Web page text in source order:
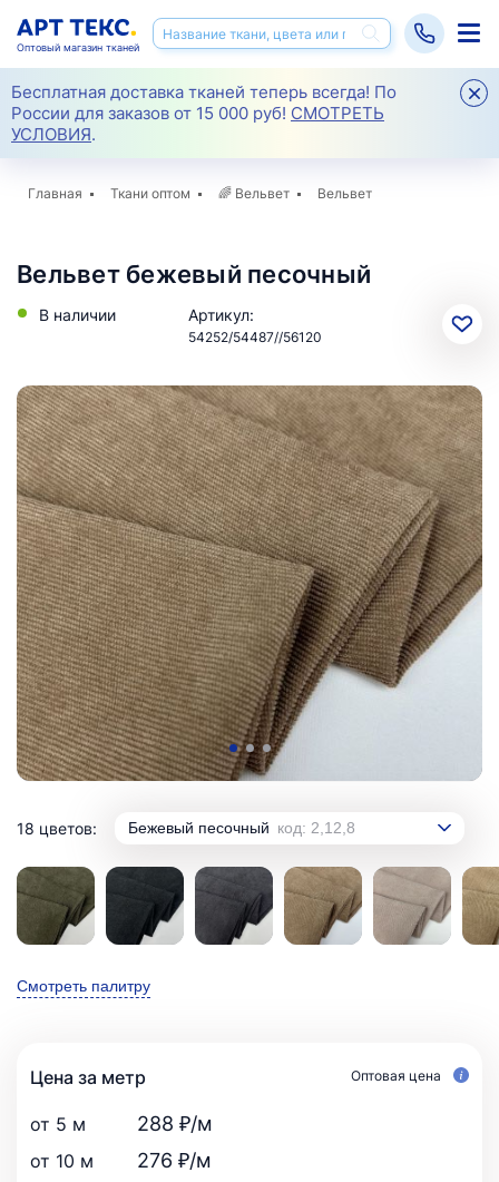
Бесплатная доставка тканей теперь всегда! По
России для заказов от 15 000 руб! СМОТРЕТЬ
УСЛОВИЯ.
Оптовый магазин тканей
Главная Ткани оптом 🌈 Вельвет Вельвет
Вельвет бежевый песочный
В наличии Артикул:
54252/54487//56120
18 цветов: Бежевый песочный код: 2,12,8
Смотреть палитру
Цена за метр Оптовая цена
от 5 м 288 ₽/м
от 10 м 276 ₽/м